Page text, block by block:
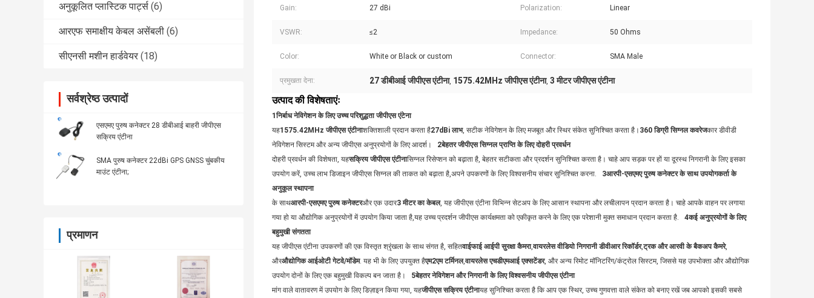
अनुकूलित प्लास्टिक पार्ट्स (6)
आरएफ समाक्षीय केबल असेंबली (6)
सीएनसी मशीन हार्डवेयर (18)
सर्वश्रेष्ठ उत्पादों
एसएमए पुरुष कनेक्टर 28 डीबीआई बाहरी जीपीएस
सक्रिय एंटीना
SMA पुरुष कनेक्टर 22dBi GPS GNSS चुंबकीय
माउंट एंटीना;
प्रमाणन
Gain: 27 dBi Polarization: Linear
VSWR: ≤2 Impedance: 50 Ohms
Color: White or Black or custom Connector: SMA Male
प्रमुखता देना: 27 डीबीआई जीपीएस एंटीना, 1575.42MHz जीपीएस एंटीना, 3 मीटर जीपीएस एंटीना
उत्पाद की विशेषताएंः
1निर्बाध नेविगेशन के लिए उच्च परिशुद्धता जीपीएस एंटेना
यह1575.42MHz जीपीएस एंटीनाशक्तिशाली प्रदान करता है27dBi लाभ, सटीक नेविगेशन के लिए मजबूत और स्थिर संकेत सुनिश्चित करता है। 360 डिग्री सिग्नल कवरेजकार डीवीडी
नेविगेशन सिस्टम और अन्य जीपीएस अनुप्रयोगों के लिए आदर्श।
2बेहतर जीपीएस सिग्नल प्राप्ति के लिए दोहरी प्रवर्धन
दोहरी प्रवर्धन की विशेषता, यहसक्रिय जीपीएस एंटीनासिग्नल रिसेप्शन को बढ़ाता है, बेहतर सटीकता और प्रदर्शन सुनिश्चित करता है। चाहे आप सड़क पर हों या दूरस्थ निगरानी के लिए इसका
उपयोग करें, उच्च लाभ डिजाइन जीपीएस सिग्नल की ताकत को बढ़ाता है,अपने उपकरणों के लिए विश्वसनीय संचार सुनिश्चित करना.
3आरपी-एसएमए पुरुष कनेक्टर के साथ उपयोगकर्ता के
अनुकूल स्थापना
के साथआरपी-एसएमए पुरुष कनेक्टरऔर एक उदार3 मीटर का केबल, यह जीपीएस एंटीना विभिन्न सेटअप के लिए आसान स्थापना और लचीलापन प्रदान करता है। चाहे आपके वाहन पर लगाया
गया हो या औद्योगिक अनुप्रयोगों में उपयोग किया जाता है,यह उच्च प्रदर्शन जीपीएस कार्यक्षमता को एकीकृत करने के लिए एक परेशानी मुक्त समाधान प्रदान करता है.
4कई अनुप्रयोगों के लिए
बहुमुखी संगतता
यह जीपीएस एंटीना उपकरणों की एक विस्तृत श्रृंखला के साथ संगत है, सहितवाईफाई आईपी सुरक्षा कैमरा,वायरलेस वीडियो निगरानी डीवीआर रिकॉर्डर,ट्रक और आरवी के बैकअप कैमरे,
औरऔद्योगिक आईओटी गेटवे/मॉडेम. यह भी के लिए उपयुक्त हैएम2एम टर्मिनल,वायरलेस एचडीएमआई एक्सटेंडर, और अन्य रिमोट मॉनिटरिंग/कंट्रोल सिस्टम, जिससे यह उपभोक्ता और औद्योगिक
उपयोग दोनों के लिए एक बहुमुखी विकल्प बन जाता है।
5बेहतर नेविगेशन और निगरानी के लिए विश्वसनीय जीपीएस एंटीना
मांग वाले वातावरण में उपयोग के लिए डिज़ाइन किया गया, यहजीपीएस सक्रिय एंटीनायह सुनिश्चित करता है कि आप एक स्थिर, उच्च गुणवत्ता वाले संकेत को बनाए रखें जब आपको इसकी सबसे